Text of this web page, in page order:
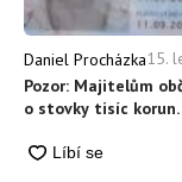
Daniel Procházka15.
Pozor: Majitelům
o stovky tisíc